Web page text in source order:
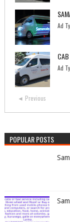
Ad
Ad
◄ Previous
POPULAR POSTS